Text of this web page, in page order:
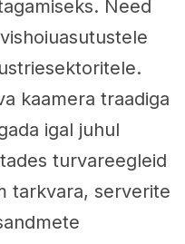
Need
kaamera traadiga
igal juhul
turvareegleid
tarkvara, serverite